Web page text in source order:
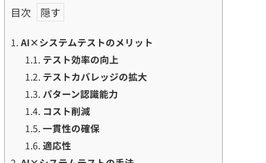
目次
1.AI×システムテストのメリット
1.1. テスト効率の向上
1.2. テストカバレッジの拡大
1.3.パターン認識能力
1.4. コスト削減
1.5.一貫性の確保
1.6.適応性